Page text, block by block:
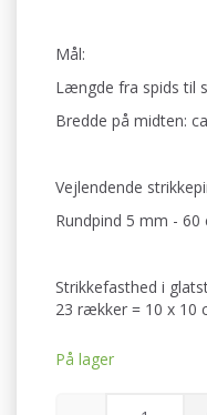
Mål:
Længde fra spids til
Bredde på midten:
Vejlendende
Rundpind 5 mm - 60
Strikkefasthed i
23 rækker = 10 x 10
På lager